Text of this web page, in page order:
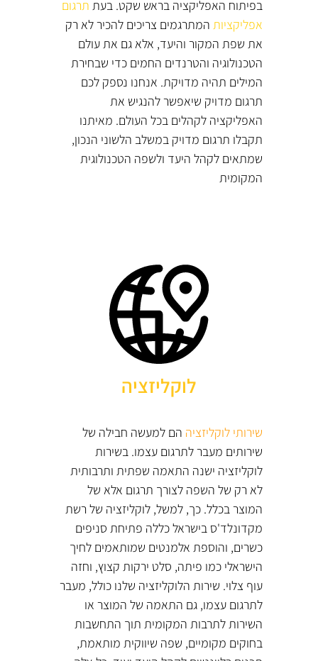
בפיתוח האפליקציה בראש שקט. בעת תרגום
אפליקציות המתרגמים צריכים להכיר לא רק
את שפת המקור והיעד, אלא גם את עולם
הטכנולוגיה והטרנדים החמים כדי שבחירת
המילים תהיה מדויקת. אנחנו נספק לכם
תרגום מדויק שיאפשר להנגיש את
האפליקציה לקהלים בכל העולם. מאיתנו
תקבלו תרגום מדויק במשלב הלשוני הנכון,
שמתאים לקהל היעד ולשפה הטכנולוגית
המקומית
לוקליזציה
שירותי לוקליזציה הם למעשה חבילה של
שירותים מעבר לתרגום עצמו. בשירות
לוקליזציה ישנה התאמה שפתית ותרבותית
לא רק של השפה לצורך תרגום אלא של
המוצר בכלל. כך, למשל, לוקליזציה של רשת
מקדונלד'ס בישראל כללה פתיחת סניפים
כשרים, והוספת אלמנטים שמותאמים לחיך
הישראלי כמו פיתה, סלט ירקות קצוץ, וחזה
עוף צלוי. שירות הלוקליזציה שלנו כולל, מעבר
לתרגום עצמו, גם התאמה של המוצר או
השירות לתרבות המקומית תוך התחשבות
בחוקים מקומיים, שפה שיווקית מותאמת,